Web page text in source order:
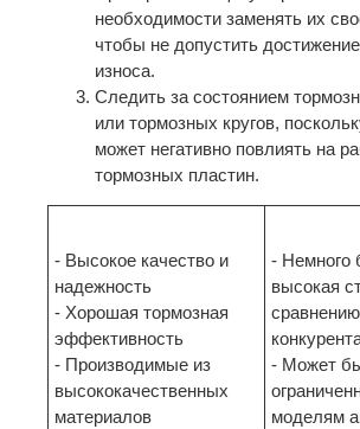
необходимости заменять их
чтобы не допустить достижение
износа.
Следить за состоянием
или тормозных кругов,
может негативно повлиять на
тормозных пластин.
- Высокое качество и
надежность
- Хорошая тормозная
эффективность
- Производимые из
высококачественных
материалов
- Немного
высокая
- Может
моделям